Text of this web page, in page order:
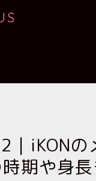
｜iKONの
期や身長